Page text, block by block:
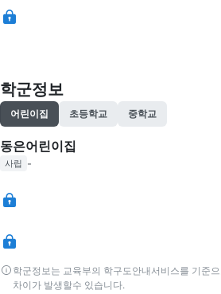
학군정보
어린이집 초등학교 중학교
동은어린이집
사립 -
학군정보는 교육부의 학구도안내서비스를 기준
차이가 발생할수 있습니다.